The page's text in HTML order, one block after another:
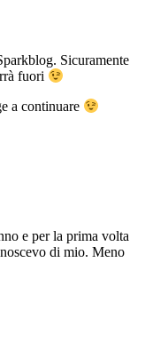
Sicuramente
fuori
a continuare
e per la prima volta
di mio. Meno